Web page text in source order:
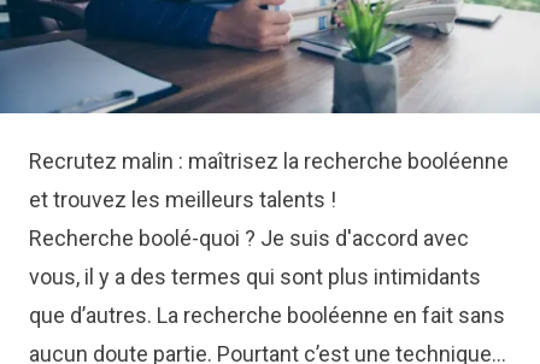
Recrutez malin : maîtrisez la recherche booléenne
et trouvez les meilleurs talents !
Recherche boolé-quoi ? Je suis d'accord avec
vous, il y a des termes qui sont plus intimidants
que d’autres. La recherche booléenne en fait sans
aucun doute partie. Pourtant c’est une technique